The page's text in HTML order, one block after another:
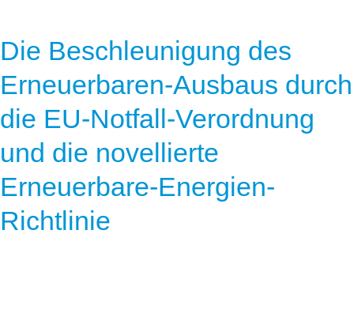
Die Beschleunigung des
Erneuerbaren-Ausbaus durch
die EU-Notfall-Verordnung
und die novellierte
Erneuerbare-Energien-
Richtlinie